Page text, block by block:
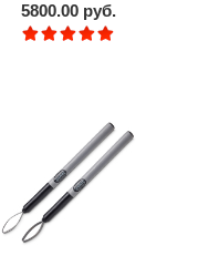
5800.00 руб.